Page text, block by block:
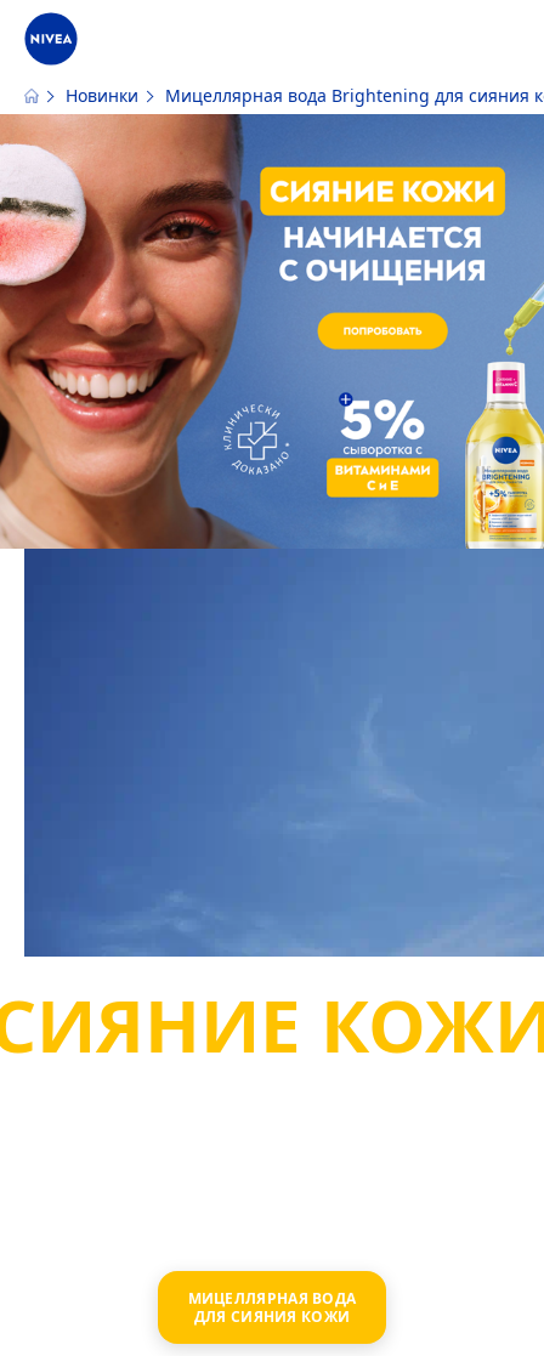
Наш сайт использует файлы cookie.
Новинки Мицеллярная вода Brightening для сияния
МИЦЕЛЛЯРНАЯ ВОДА
ДЛЯ СИЯНИЯ КОЖИ